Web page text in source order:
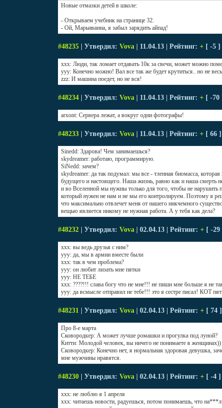
Новые отмазки детей в школе:
- Открываем учебник на странице 32.
- Ой, Марьиванна, я забыл зарядить айпад!
#48235 | Утвердил: Vova | 11.04.13 | Рейтинг: + [ -5 ]
xxx: Люди, так ломает отдавать 10к за свечи, может можно
yyy: Конечно можно! Вал все так же будет крутиться.. но не
zzz: И машина поедет, но не вся!
#48234 | Утвердил: Vova | 11.04.13 | Рейтинг: + [ -
arxont: Сервера лежат, а вокруг одни фотографы!
#48233 | Утвердил: Vova | 11.04.13 | Рейтинг: + [ 66
Sinedd: Здарова! Чем занимаешься?
skydreamer: работаю, программирую.
SiNedd: зачем?
skydreamer: да так подумал: мы все - тленная биомасса,
будущего и настоящего. Наша жизнь, равно как и наша смерть
и во Вселенной мы нужны только для того, чтобы не нарушить
который нужен не нам и не мы его контролируем. Поэтому я
что максимально отвлечет меня от нашего никчемного
вещью является никому не нужная работа. А у тебя как дела?
#48232 | Утвердил: Vova | 02.04.13 | Рейтинг: + [ -
ххх: вы ведь друзья с ним?
ууу: да, мы в армии вместе были
ххх: так в чем проблема?
ууу: он любит лизать мне пятки
ууу: НЕ ТЕБЕ
ххх: ????!!! слава богу что не мне!!! не пиши мне больше я не
ууу: да всмысле отправил не тебе!!! это я сестре писал! КОТ
#48231 | Утвердил: Vova | 02.04.13 | Рейтинг: + [ 74
Про 8-е марта
Сковородкер: А может лучше ромашки и прогулка под луной?
Китти: Молодой человек, вы ничего не понимаете в женщинах))
Сковородкер: Конечно нет, я нормальная здоровая девушка,
мне мужчины нравятся.
#48230 | Утвердил: Vova | 02.04.13 | Рейтинг: + [ -4
xxx: не люблю я 1 апреля
xxx: читаешь новости, радуешься, потом понимаешь, что